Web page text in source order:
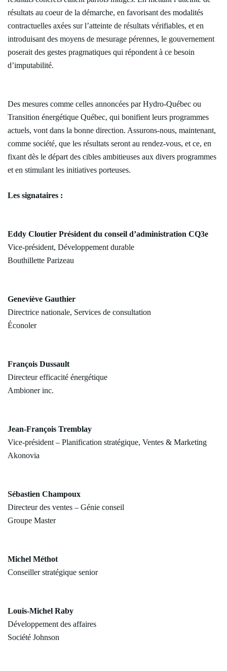
résultats au coeur de la démarche, en favorisant des modalités
contractuelles axées sur l’atteinte de résultats vérifiables, et en
introduisant des moyens de mesurage pérennes, le gouvernement
poserait des gestes pragmatiques qui répondent à ce besoin
d’imputabilité.
Des mesures comme celles annoncées par Hydro-Québec ou
Transition énergétique Québec, qui bonifient leurs programmes
actuels, vont dans la bonne direction. Assurons-nous, maintenant,
comme société, que les résultats seront au rendez-vous, et ce, en
fixant dès le départ des cibles ambitieuses aux divers programmes
et en stimulant les initiatives porteuses.
Les signataires :
Eddy Cloutier Président du conseil d’administration CQ3e
Vice-président, Développement durable
Bouthillette Parizeau
Geneviève Gauthier
Directrice nationale, Services de consultation
Éconoler
François Dussault
Directeur efficacité énergétique
Ambioner inc.
Jean-François Tremblay
Vice-président – Planification stratégique, Ventes & Marketing
Akonovia
Sébastien Champoux
Directeur des ventes – Génie conseil
Groupe Master
Michel Méthot
Conseiller stratégique senior
Louis-Michel Raby
Développement des affaires
Société Johnson